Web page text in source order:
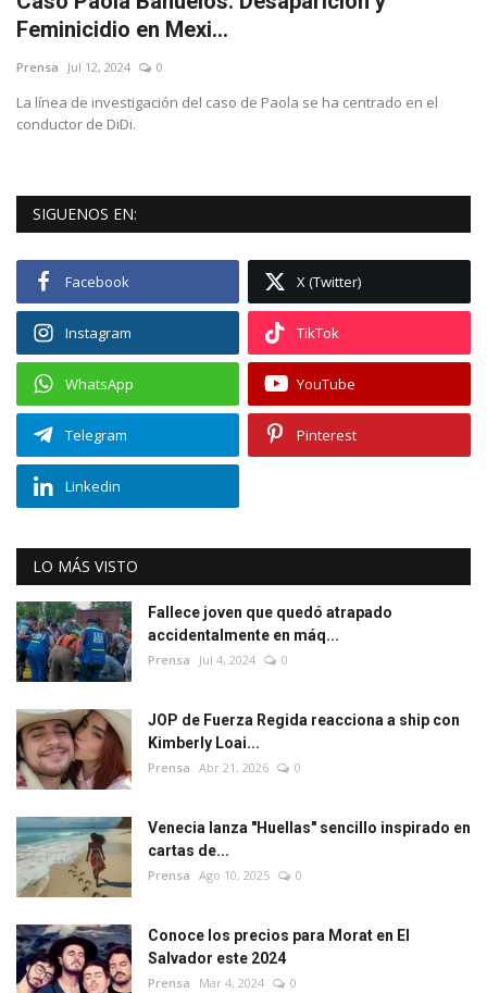
Cine y TV
Tecnología
Podcast y Audios
Feminicidio en Mexi...
Prensa Jul 12, 2024 0
La línea de investigación del caso de Paola se ha centrado en el
conductor de DiDi.
SIGUENOS EN:
Facebook X (Twitter)
Instagram TikTok
WhatsApp YouTube
Telegram Pinterest
Linkedin
LO MÁS VISTO
Fallece joven que quedó atrapado
accidentalmente en máq...
Prensa Jul 4, 2024 0
JOP de Fuerza Regida reacciona a ship con
Kimberly Loai...
Prensa Abr 21, 2026 0
Venecia lanza "Huellas" sencillo inspirado en
cartas de...
Prensa Ago 10, 2025 0
Conoce los precios para Morat en El
Salvador este 2024
Prensa Mar 4, 2024 0